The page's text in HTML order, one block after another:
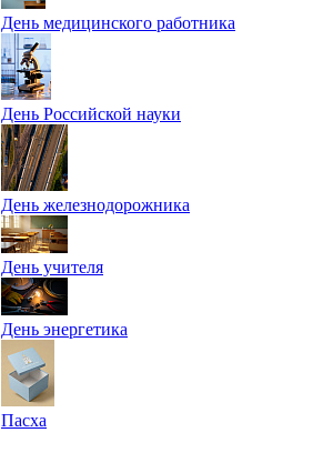
День медицинского работника
День Российской науки
День железнодорожника
День учителя
День энергетика
Пасха